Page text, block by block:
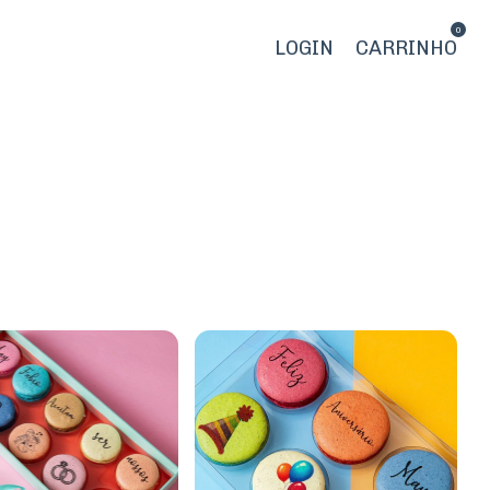
LOGIN CARRINHO
0